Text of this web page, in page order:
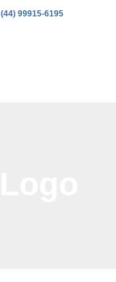
(44) 99915-6195